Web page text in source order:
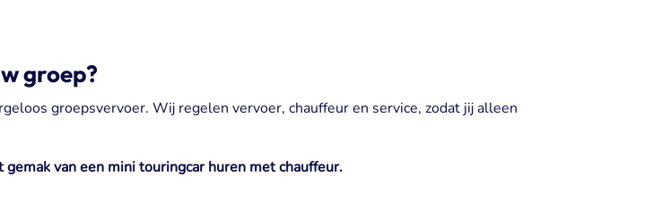
groep?
groepsvervoer. Wij regelen vervoer, chauffeur en service, zodat jij alleen
van een mini touringcar huren met chauffeur.